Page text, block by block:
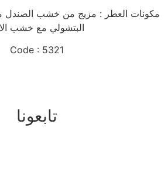
مكونات العطر : مزيج من خشب الصندل مع
البتشولي مع خشب
Code : 5321
تابعونا